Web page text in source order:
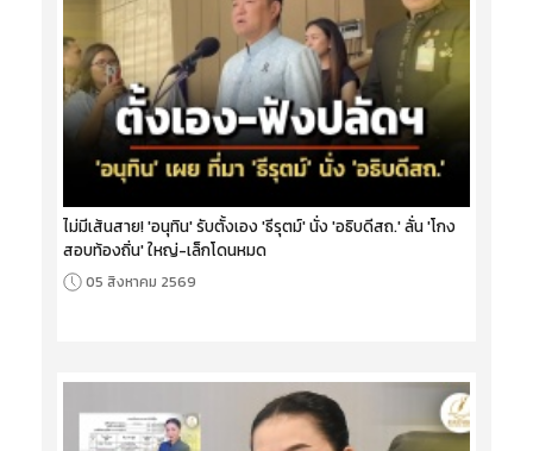
ไม่มีเส้นสาย! 'อนุทิน' รับตั้งเอง 'ธีรุตม์' นั่ง 'อธิบดีสถ.' ลั่น 'โกง
สอบท้องถิ่น' ใหญ่-เล็กโดนหมด
05 สิงหาคม 2569